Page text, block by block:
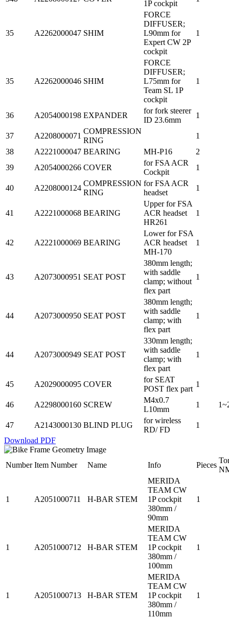
1P cockpit
35 A2262000047 SHIM
FORCE
DIFFUSER;
L90mm for
Expert CW 2P
cockpit
1
35 A2262000046 SHIM
FORCE
DIFFUSER;
L75mm for
Team SL 1P
cockpit
1
36 A2054000198 EXPANDER
for fork steerer
ID 23.6mm
1
37 A2208000071
COMPRESSION
RING
1
38
A2221000047 BEARING MH-P16
2
39
A2054000266 COVER
for FSA ACR
Cockpit
1
40 A2208000124
COMPRESSION
RING
for FSA ACR
headset
1
41 A2221000068 BEARING
Upper for FSA
ACR headset
HR261
1
42 A2221000069 BEARING
Lower for FSA
ACR headset
MH-170
1
43 A2073000951 SEAT POST
380mm length;
with saddle
clamp; without
flex part
1
44 A2073000950 SEAT POST
380mm length;
with saddle
clamp; with
flex part
1
44 A2073000949 SEAT POST
330mm length;
with saddle
clamp; with
flex part
1
45 A2029000095 COVER
for SEAT
POST flex part
1
46 A2298000160 SCREW
M4x0.7
L10mm
1
47 A2143000130 BLIND PLUG
for wireless
RD/ FD
1
Download PDF
Number Item Number Name Info Pieces
1 A2051000711 H-BAR STEM
MERIDA
TEAM CW
1P cockpit
380mm /
90mm
1
1 A2051000712 H-BAR STEM
MERIDA
TEAM CW
1P cockpit
380mm /
100mm
1
1 A2051000713 H-BAR STEM
MERIDA
TEAM CW
1P cockpit
380mm /
110mm
1